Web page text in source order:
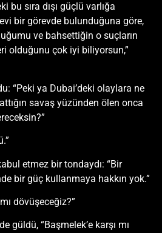
bu sıra dışı güçlü varlığa
bir görevde bulunduğuna göre,
ve bahsettiğin o suçların
olduğunu çok iyi biliyorsun,”
“Peki ya Dubai’deki olaylara ne
savaş yüzünden ölen onca
etmez bir tondaydı: “Bir
bir güç kullanmaya hakkın yok.”
dövüşeceğiz?”
güldü, “Başmelek’e karşı mı